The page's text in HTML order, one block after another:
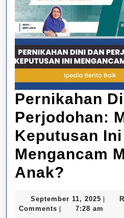
Pernikahan
Perjodohan:
Keputusan Ini
Mengancam
Anak?
dan
September 11, 2025
11,
Comments
7:28 am